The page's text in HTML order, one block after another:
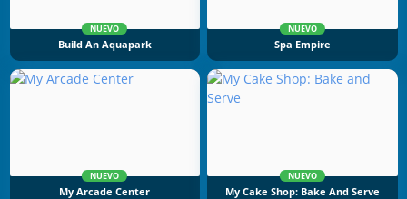
NUEVO
Build An Aquapark
NUEVO
Spa Empire
NUEVO
My Arcade Center
NUEVO
My Cake Shop: Bake And Serve